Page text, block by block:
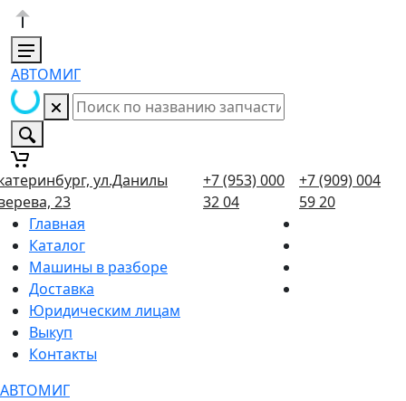
АВТОМИГ
ул.Данилы
23
+7 (953) 000
32 04
+7 (909) 004
59 20
Главная
Каталог
Машины в разборе
Доставка
Юридическим лицам
Выкуп
Контакты
АВТОМИГ